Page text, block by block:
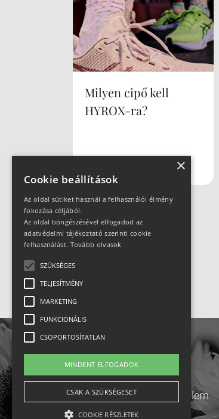
Milyen cipő kell
HYROX-ra?
Adatvédelem
×
Cookie beállítások
Az oldal sütiket használ a felhasználói élmény
fokozása céljából.
Az oldal böngészésével elfogadod az
adatvédelmi tájékoztató szerinti cookie
felhasználást. Tovább olvasok
SZÜKSÉGES
TELJESÍTMÉNY
MARKETING
FUNKCIONÁLIS
CSOPORTOSÍTATLAN
MINDENT ELFOGADOK
CSAK A SZÜKSÉGESET
COOKIE RÉSZLETEK